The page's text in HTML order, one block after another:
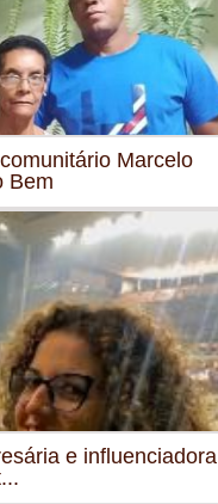
Marcelo
Bem
e influenciadora